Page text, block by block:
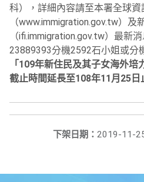
科），詳細內容請至本署全球資
（www.immigration.gov.tw）及
（ifi.immigration.gov.tw）最新
23889393分機2592石小姐或分
「109年新住民及其子女海外
截止時間延長至108年11月25日
下架日期： 2019-11-